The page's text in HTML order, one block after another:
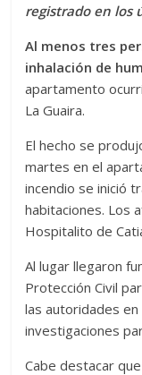
registrado en los
Al menos tres
inhalación de
apartamento
La Guaira.
El hecho se
martes en el
incendio se inició
habitaciones. Los
Hospitalito de
Al lugar llegaron
Protección Civil
las autoridades
investigaciones
Cabe destacar